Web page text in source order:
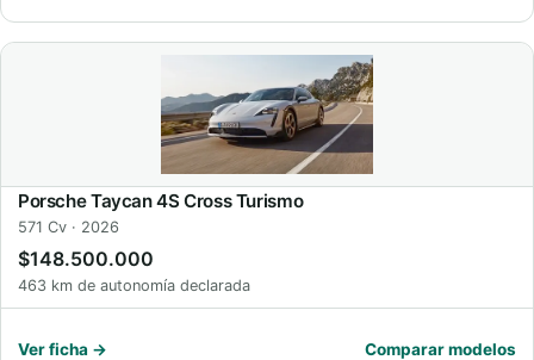
Porsche Taycan 4S Cross Turismo
571 Cv · 2026
$148.500.000
463 km de autonomía declarada
Ver ficha → Comparar modelos